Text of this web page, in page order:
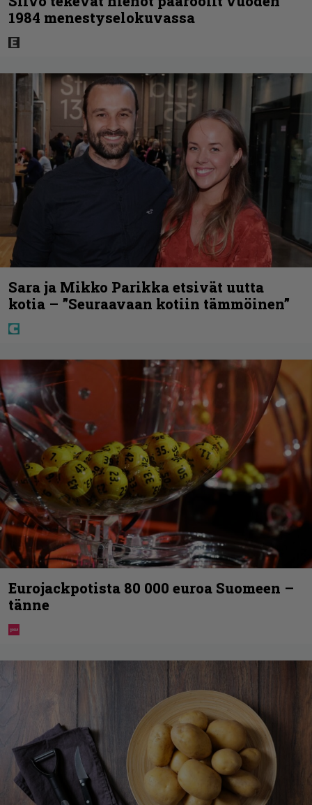
1984 menestyselokuvassa
Sara ja Mikko Parikka etsivät uutta
kotia – ”Seuraavaan kotiin tämmöinen”
Eurojackpotista 80 000 euroa Suomeen –
tänne